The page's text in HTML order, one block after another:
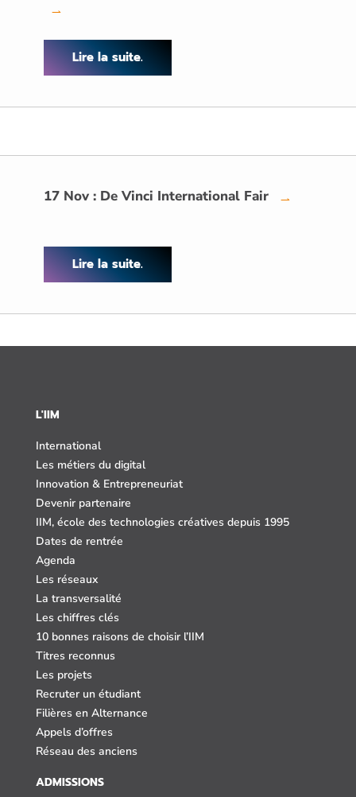
→
Lire la suite.
17 Nov : De Vinci International Fair →
Lire la suite.
L'IIM
International
Les métiers du digital
Innovation & Entrepreneuriat
Devenir partenaire
IIM, école des technologies créatives depuis 1995
Dates de rentrée
Agenda
Les réseaux
La transversalité
Les chiffres clés
10 bonnes raisons de choisir l’IIM
Titres reconnus
Les projets
Recruter un étudiant
Filières en Alternance
Appels d’offres
Réseau des anciens
ADMISSIONS